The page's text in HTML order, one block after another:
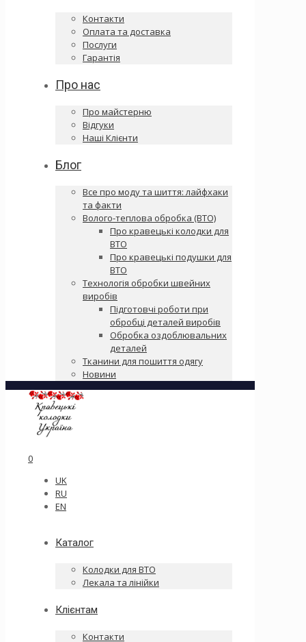
Контакти
Оплата та доставка
Послуги
Гарантія
Про нас
Про майстерню
Відгуки
Наші Клієнти
Блог
Все про моду та шиття: лайфхаки
та факти
Волого-теплова обробка (ВТО)
Про кравецькі колодки для
ВТО
Про кравецькі подушки для
ВТО
Технологія обробки швейних
виробів
Підготовчі роботи при
обробці деталей виробів
Обробка оздоблювальних
деталей
Тканини для пошиття одягу
Новини
0
UK
RU
EN
Каталог
Колодки для ВТО
Лекала та лінійки
Клієнтам
Контакти